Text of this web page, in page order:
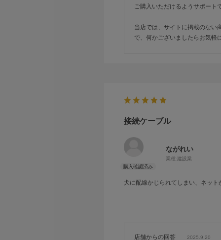
ご購入いただけるようサポート
当店では、サイトに掲載のない
で、何かございましたらお気軽
接続ケーブル
ながれい
業種:建設業
犬に配線かじられてしまい、ネッ
店舗からの回答 2025.9.20